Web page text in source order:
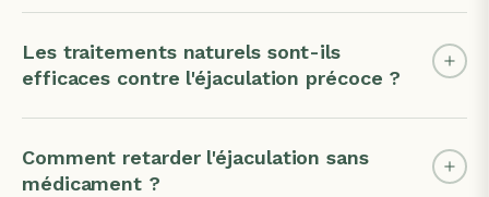
Les traitements naturels sont-ils
efficaces contre l'éjaculation précoce ?
Comment retarder l'éjaculation sans
médicament ?